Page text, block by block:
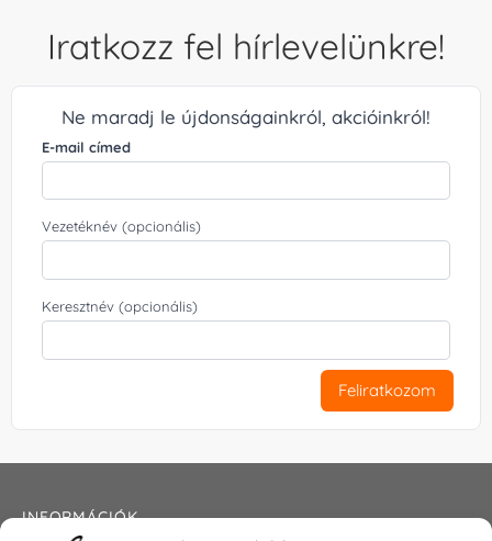
Iratkozz fel hírlevelünkre!
Ne maradj le újdonságainkról, akcióinkról!
E-mail címed
Vezetéknév (opcionális)
Keresztnév (opcionális)
Feliratkozom
INFORMÁCIÓK